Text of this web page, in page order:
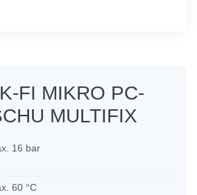
FI MIKRO PC-
MULTIFIX
16 bar
60 °C